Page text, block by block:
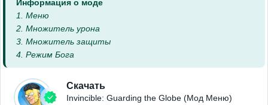
Информация о моде
1. Меню
2. Множитель урона
3. Множитель защиты
4. Режим Бога
Скачать
Invincible: Guarding the Globe (Мод Меню)